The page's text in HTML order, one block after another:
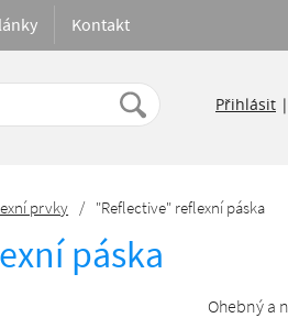
Přihlásit |
Kontakt
prvky / "Reflective" reflexní páska
páska
Ohebný a